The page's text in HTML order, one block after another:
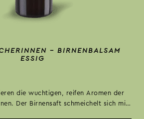
– BIRNENBALSAM
ESSIG
die wuchtigen, reifen Aromen der
Der Birnensaft schmeichelt sich mit